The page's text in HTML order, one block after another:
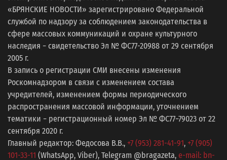
«БРЯНСКИЕ НОВОСТИ» зарегистрировано Федеральной
службой по надзору за соблюдением законодательства в
сфере массовых коммуникаций и охране культурного
наследия − свидетельство Эл № ФС77-20988 от 29 сентября
2005 г.
В запись о регистрации СМИ внесены изменения
Роскомнадзором в связи с изменением состава
учредителей, изменением формы периодического
распространения массовой информации, уточнением
тематики − регистрационный номер Эл № ФС77−79023 от 22
сентября 2020 г.
Главный редактор: Федосова В.В., +7 (953) 281-41-91, +7 (905)
101-33-11 (WhatsApp, Viber), Telegram @bragazeta, e-mail: bn-